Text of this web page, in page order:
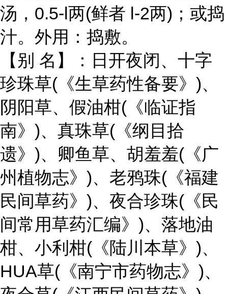
汤，0.5-l两(鲜者 l-2两)；或捣
汁。外用：捣敷。
【别 名】：日开夜闭、十字
珍珠草(《生草药性备要》)、
阴阳草、假油柑(《临证指
南》)、真珠草(《纲目拾
遗》)、卿鱼草、胡羞羞(《广
州植物志》)、老鸦珠(《福建
民间草药》)、夜合珍珠(《民
间常用草药汇编》)、落地油
柑、小利柑(《陆川本草》)、
HUA草(《南宁市药物志》)、